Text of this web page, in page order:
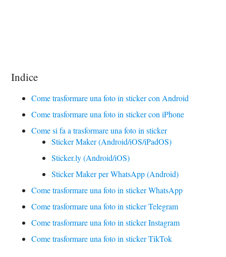
Indice
Come trasformare una foto in sticker con Android
Come trasformare una foto in sticker con iPhone
Come si fa a trasformare una foto in sticker
Sticker Maker (Android/iOS/iPadOS)
Sticker.ly (Android/iOS)
Sticker Maker per WhatsApp (Android)
Come trasformare una foto in sticker WhatsApp
Come trasformare una foto in sticker Telegram
Come trasformare una foto in sticker Instagram
Come trasformare una foto in sticker TikTok